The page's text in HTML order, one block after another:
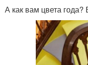
А как вам цвета